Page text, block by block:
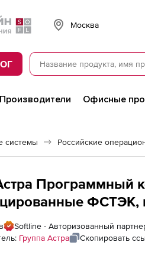
Москва
Производители Офисные
системы
Программный
ФСТЭК,
Лицензия на
Softline - Авторизованный
Группа Астра Скопировать